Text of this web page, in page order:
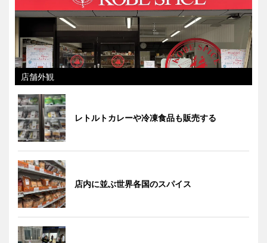
店舗外観
レトルトカレーや冷凍食品も販売する
店内に並ぶ世界各国のスパイス